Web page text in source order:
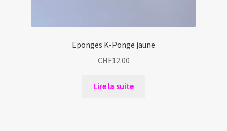
Eponges K-Ponge jaune
CHF12.00
Lire la suite